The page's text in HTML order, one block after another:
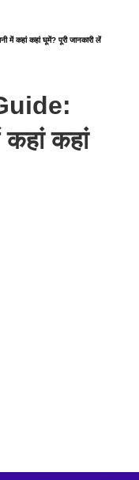
में कहां कहां घूमें? पूरी जानकारी लें
कहां कहां